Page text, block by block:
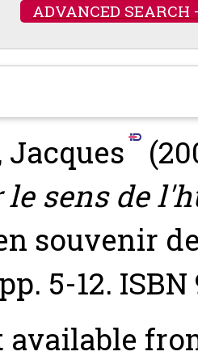
ADVANCED SEARCH
Jacques
le sens de
souvenir
5-12.
available